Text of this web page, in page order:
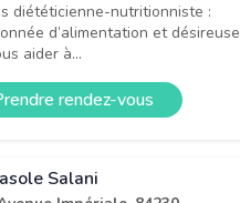
diététicienne-nutritionniste :
d’alimentation et désireuse
aider à...
rendez-vous
Salani